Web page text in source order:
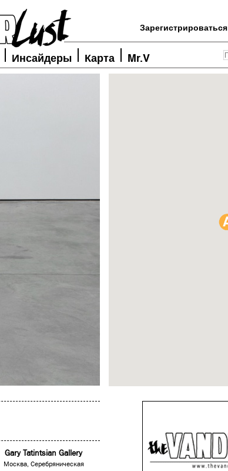
Зарегистрироваться
Инсайдеры Карта Mr.V
Gary Tatintsian Gallery
Москва, Серебряническая